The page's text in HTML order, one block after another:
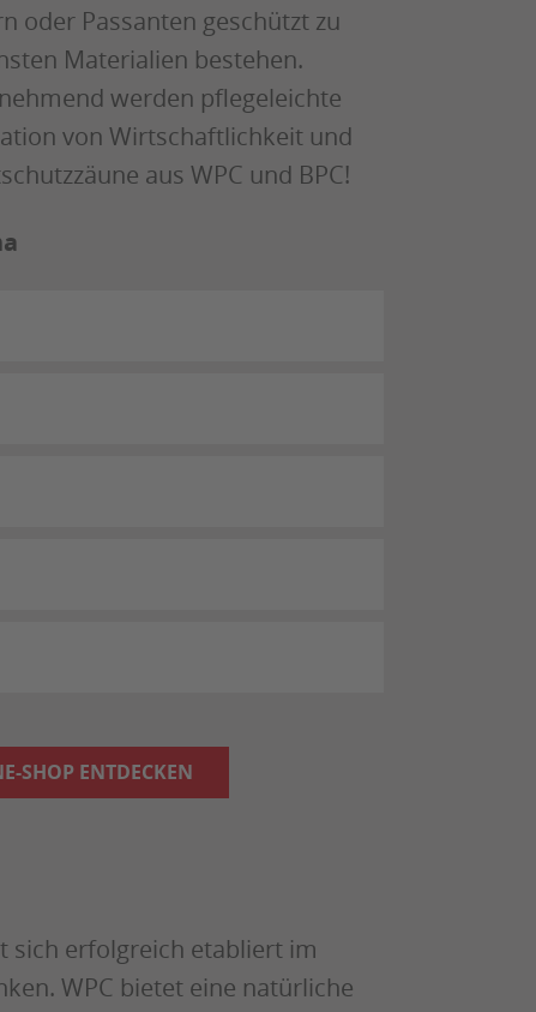
oder Passanten geschützt zu
Materialien bestehen.
werden pflegeleichte
von Wirtschaftlichkeit und
aus WPC und BPC!
SHOP ENTDECKEN
sich erfolgreich etabliert im
WPC bietet eine natürliche